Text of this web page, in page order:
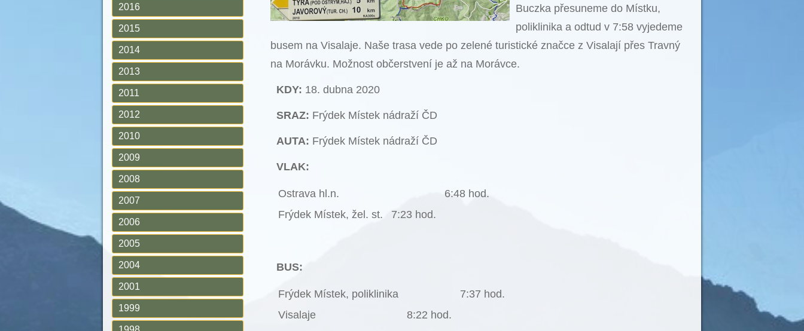
2016
2015
2014
2013
2011
2012
2010
2009
2008
2007
2006
2005
2004
2001
1999
Buczka přesuneme do Místku,
poliklinika a odtud v 7:58 vyjedeme
busem na Visalaje. Naše trasa vede po zelené turistické značce z Visalají přes Travný
na Morávku. Možnost občerstvení je až na Morávce.
KDY: 18. dubna 2020
SRAZ: Frýdek Místek nádraží ČD
AUTA: Frýdek Místek nádraží ČD
VLAK:
Ostrava hl.n.
6:48 hod.
Frýdek Místek, žel. st.
7:23 hod.
BUS:
Frýdek Místek, poliklinika
7:37 hod.
Visalaje
8:22 hod.